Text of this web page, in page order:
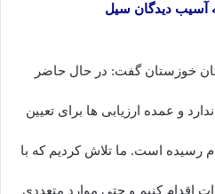
آسیب دیدگان سیل
خوزستان گفت: در حال حاضر
و عمده ارزیابی ها برای تعیین
رسیده است. ما تلاش کردیم که با
اقدام کنیم و حتی موارد متعددی